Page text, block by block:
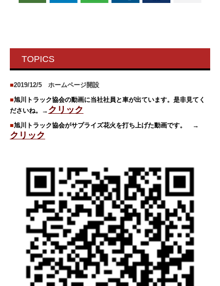
TOPICS
■2019/12/5 ホームページ開設
■旭川トラック協会の動画に当社社員と車が出ています。是非見てく
ださいね。→ クリック
■旭川トラック協会がサプライズ花火を打ち上げた動画です。 →
クリック